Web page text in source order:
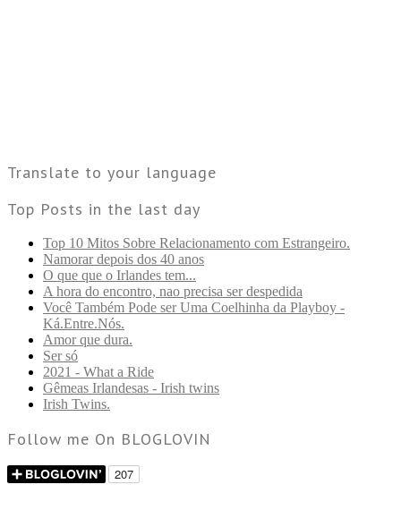
Translate to your language
Top Posts in the last day
Top 10 Mitos Sobre Relacionamento com Estrangeiro.
Namorar depois dos 40 anos
O que que o Irlandes tem...
A hora do encontro, nao precisa ser despedida
Você Também Pode ser Uma Coelhinha da Playboy -
Ká.Entre.Nós.
Amor que dura.
Ser só
2021 - What a Ride
Gêmeas Irlandesas - Irish twins
Irish Twins.
Follow me On BLOGLOVIN